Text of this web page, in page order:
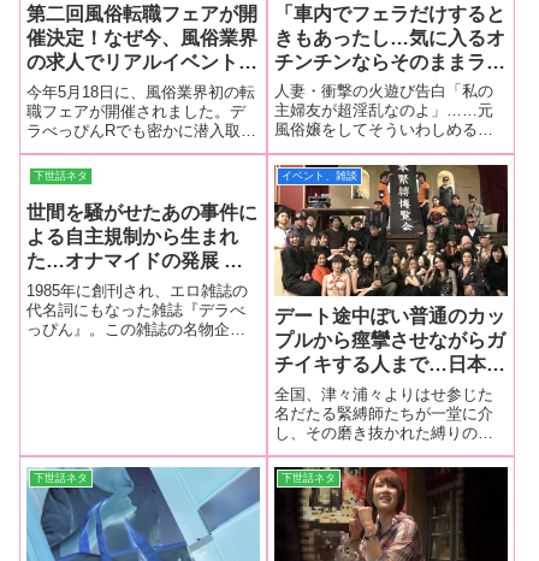
第二回風俗転職フェアが開
催決定！なぜ今、風俗業界
の求人でリアルイベント
を？！担当者に話を聞いて
みた。
今年5月18日に、風俗業界初の転
職フェアが開催されました。デ
ラべっぴんRでも密かに潜入取材
をさせてもらっていたのです
が、なんと来る10月26日に早く
も第二回の開催が決定したとの
こと！
「車内でフェラだけすると
きもあったし…気に入るオ
チンチンならそのままラブ
ホに…」コインパーキング
即席売春…パッシング５回
は『遊ばない？』の誘惑サ
イン
人妻・衝撃の火遊び告白「私の
主婦友が超淫乱なのよ」……元
風俗嬢をしてそういわしめる美
人妻。それもそのはず、美人妻
が自ら暴露したのは、コインパ
ーキングで売春していたとい
う、まるで都市伝説のようなエ
ロ行為だった！！
下世話ネタ
世間を騒がせたあの事件に
よる自主規制から生まれ
た…オナマイドの発展 ～
成熟と終焉～
1985年に創刊され、エロ雑誌の
代名詞にもなった雑誌『デラべ
っぴん』。この雑誌の名物企画
イベント、雑談
デート途中ぽい普通のカッ
プルから痙攣させながらガ
チイキする人まで…日本が
誇る伝統芸能！【全日本緊
縛博覧会】名だたる緊縛師
が全国各地から集結！
全国、津々浦々よりはせ参じた
名だたる緊縛師たちが一堂に介
し、その磨き抜かれた縛りの妙
技を披露する全日本緊縛博覧
会。その記念すべき第１回が開
催された。
下世話ネタ 下世話ネタ